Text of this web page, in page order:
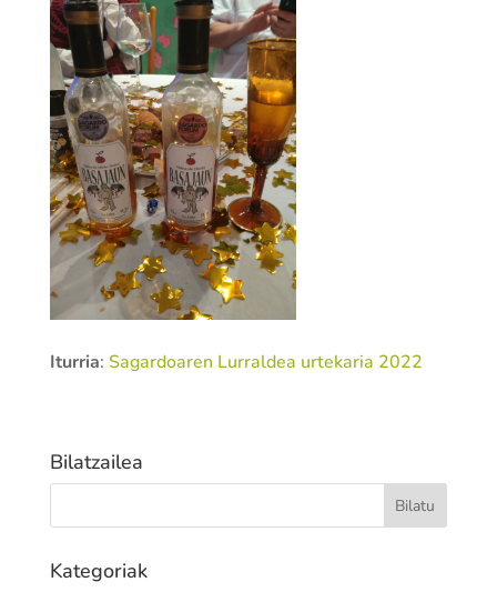
Iturria: Sagardoaren Lurraldea urtekaria 2022
Bilatzailea
Kategoriak